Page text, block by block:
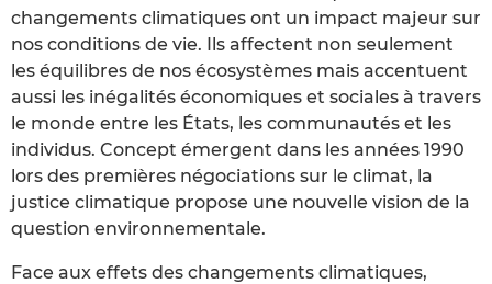
changements climatiques ont un impact majeur sur
nos conditions de vie. Ils affectent non seulement
les équilibres de nos écosystèmes mais accentuent
aussi les inégalités économiques et sociales à travers
le monde entre les États, les communautés et les
individus. Concept émergent dans les années 1990
lors des premières négociations sur le climat, la
justice climatique propose une nouvelle vision de la
question environnementale.
Face aux effets des changements climatiques,